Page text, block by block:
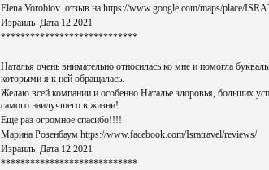
Elena Vorobiov отзыв на https://www.google.com/maps/place/
Израиль Дата 12.2021
****************************
Наталья очень внимательно относилась ко мне и помогла
которыми я к ней обращалась.
Желаю всей компании и особенно Наталье здоровья, больших
самого наилучшего в жизни!
Ещё раз огромное спасибо!!!!
Марина Розенбаум https://www.facebook.com/Isratravel/reviews/
Израиль Дата 12.2021
****************************